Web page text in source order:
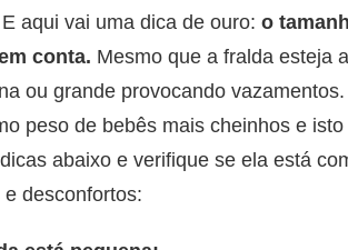
aqui vai uma dica de ouro: o
conta. Mesmo que a fralda esteja
ou grande provocando
peso de bebês mais cheinhos e
abaixo e verifique se ela está
desconfortos: